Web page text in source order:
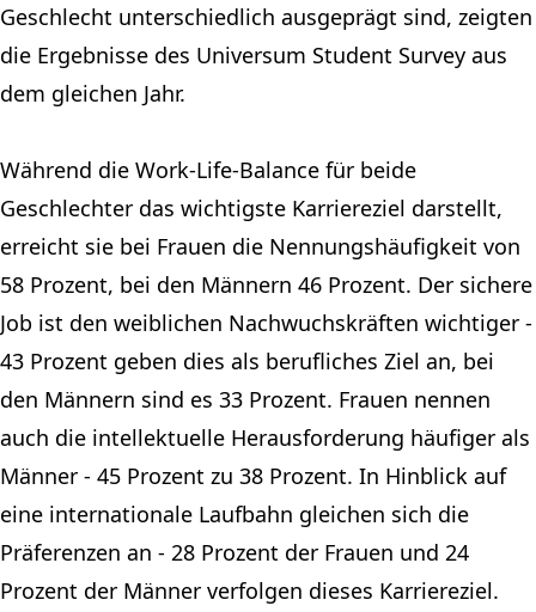
Geschlecht unterschiedlich ausgeprägt sind, zeigten
die Ergebnisse des Universum Student Survey aus
dem gleichen Jahr.
Während die Work-Life-Balance für beide
Geschlechter das wichtigste Karriereziel darstellt,
erreicht sie bei Frauen die Nennungshäufigkeit von
58 Prozent, bei den Männern 46 Prozent. Der sichere
Job ist den weiblichen Nachwuchskräften wichtiger -
43 Prozent geben dies als berufliches Ziel an, bei
den Männern sind es 33 Prozent. Frauen nennen
auch die intellektuelle Herausforderung häufiger als
Männer - 45 Prozent zu 38 Prozent. In Hinblick auf
eine internationale Laufbahn gleichen sich die
Präferenzen an - 28 Prozent der Frauen und 24
Prozent der Männer verfolgen dieses Karriereziel.